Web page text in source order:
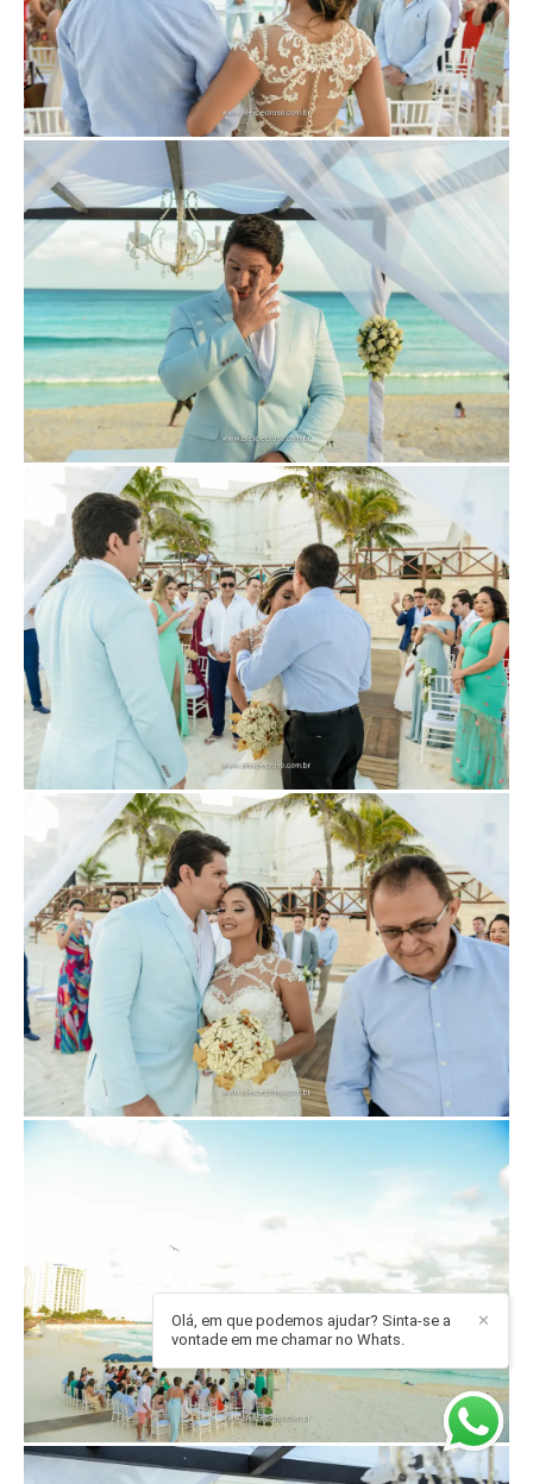
✕
Olá, em que podemos ajudar? Sinta-se a
vontade em me chamar no Whats.